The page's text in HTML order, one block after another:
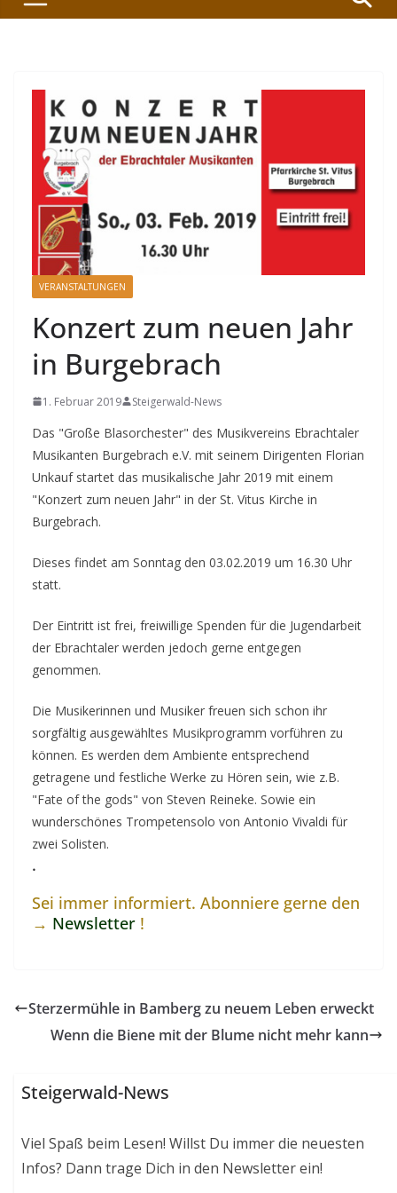
VERANSTALTUNGEN
Konzert zum neuen Jahr
in Burgebrach
1. Februar 2019 Steigerwald-News
Das "Große Blasorchester" des Musikvereins Ebrachtaler
Musikanten Burgebrach e.V. mit seinem Dirigenten Florian
Unkauf startet das musikalische Jahr 2019 mit einem
"Konzert zum neuen Jahr" in der St. Vitus Kirche in
Burgebrach.
Dieses findet am Sonntag den 03.02.2019 um 16.30 Uhr
statt.
Der Eintritt ist frei, freiwillige Spenden für die Jugendarbeit
der Ebrachtaler werden jedoch gerne entgegen
genommen.
Die Musikerinnen und Musiker freuen sich schon ihr
sorgfältig ausgewähltes Musikprogramm vorführen zu
können. Es werden dem Ambiente entsprechend
getragene und festliche Werke zu Hören sein, wie z.B.
"Fate of the gods" von Steven Reineke. Sowie ein
wunderschönes Trompetensolo von Antonio Vivaldi für
zwei Solisten.
.
Sei immer informiert. Abonniere gerne den
→ Newsletter !
Sterzermühle in Bamberg zu neuem Leben erweckt
Wenn die Biene mit der Blume nicht mehr kann
Steigerwald-News
Viel Spaß beim Lesen! Willst Du immer die neuesten
Infos? Dann trage Dich in den Newsletter ein!